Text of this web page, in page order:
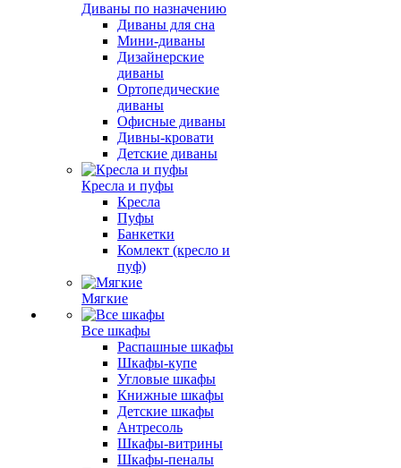
Диваны по назначению
Диваны для сна
Мини-диваны
Дизайнерские
диваны
Ортопедические
диваны
Офисные диваны
Дивны-кровати
Детские диваны
Кресла и пуфы
Кресла
Пуфы
Банкетки
Комлект (кресло и
пуф)
Мягкие
Все шкафы
Распашные шкафы
Шкафы-купе
Угловые шкафы
Книжные шкафы
Детские шкафы
Антресоль
Шкафы-витрины
Шкафы-пеналы